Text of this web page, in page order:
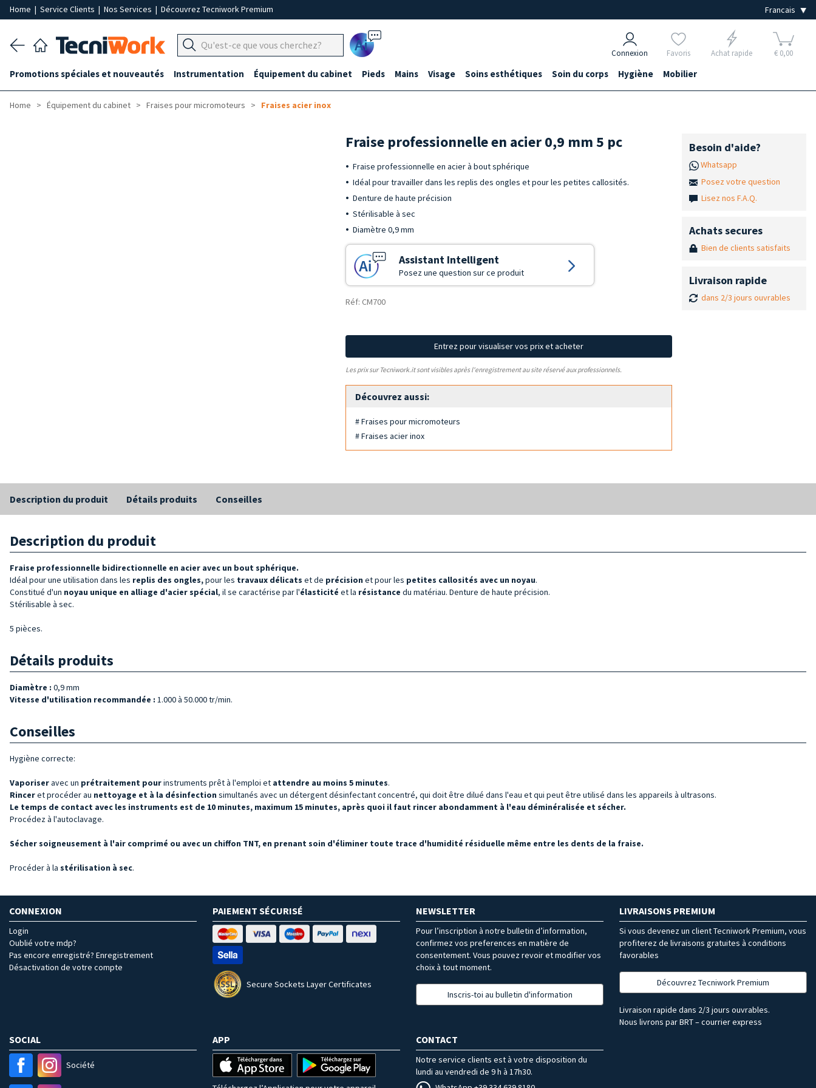
Home | Service Clients | Nos Services | Découvrez Tecniwork Premium
Ai Connexion Favoris Achat rapide € 0,00
Promotions spéciales et nouveautés Instrumentation Équipement du cabinet Pieds Mains Visage Soins esthétiques Soin du corps Hygiène Mobilier
Home Équipement du cabinet Fraises pour micromoteurs Fraises acier inox
Fraise professionnelle en acier 0,9 mm 5 pc
Fraise professionnelle en acier à bout sphérique
Idéal pour travailler dans les replis des ongles et pour les petites callosités.
Denture de haute précision
Stérilisable à sec
Diamètre 0,9 mm
Assistant Intelligent
Posez une question sur ce produit
Réf: CM700
Entrez pour visualiser vos prix et acheter
Les prix sur Tecniwork.it sont visibles après l'enregistrement au site réservé aux professionnels.
Découvrez aussi:
# Fraises pour micromoteurs
# Fraises acier inox
Besoin d'aide?
Whatsapp
Posez votre question
Lisez nos F.A.Q.
Achats secures
Bien de clients satisfaits
Livraison rapide
dans 2/3 jours ouvrables
Description du produit Détails produits Conseilles
Description du produit
Fraise professionnelle bidirectionnelle en acier avec un bout sphérique.
Idéal pour une utilisation dans les replis des ongles,pour les travaux délicats et de précision et pour les petites callosités avec un noyau.
Constitué d'un noyau unique en alliage d'acier spécial, il se caractérise par l'élasticité et la résistance du matériau. Denture de haute précision.
Stérilisable à sec.
5 pièces.
Détails produits
Diamètre : 0,9 mm
Vitesse d'utilisation recommandée : 1.000 à 50.000 tr/min.
Conseilles
Hygiène correcte:
Vaporiseravec un prétraitement pourinstruments prêt à l'emploi et attendre au moins 5 minutes.
Rinceret procéder au nettoyage et à la désinfection simultanés avec un détergent désinfectant concentré, qui doit être dilué dans l'eau et qui peut être utilisé dans les appareils à ultrasons.
Le temps de contact avec les instruments est de 10 minutes, maximum 15 minutes, après quoi il faut rincer abondamment à l'eau déminéralisée et sécher.
Procédez à l'autoclavage.
Sécher soigneusement à l'air comprimé ou avec un chiffon TNT, en prenant soin d'éliminer toute trace d'humidité résiduelle même entre les dents de la fraise.
Procéder à la stérilisation à sec.
CONNEXION
Login
Oublié votre mdp?
Pas encore enregistré? Enregistrement
Désactivation de votre compte
PAIEMENT SÉCURISÉ
Secure Sockets Layer Certificates
NEWSLETTER
Pour l’inscription à notre bulletin d’information,
confirmez vos preferences en matière de
consentement. Vous pouvez revoir et modifier vos
choix à tout moment.
Inscris-toi au bulletin d'information
LIVRAISONS PREMIUM
Si vous devenez un client Tecniwork Premium, vous
profiterez de livraisons gratuites à conditions
favorables
Découvrez Tecniwork Premium
Livraison rapide dans 2/3 jours ouvrables.
Nous livrons par BRT – courrier express
SOCIAL
Société
APP CONTACT
Notre service clients est à votre disposition du
lundi au vendredi de 9 h à 17h30.